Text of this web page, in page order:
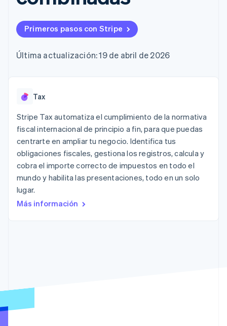
Authorization
Optimizaciones
de aceptación
Link
compra
Recognition
contable
Stripe Sigma
Informes
Data Pipeline
de datos
Más
Product roadmap
Ver lo que viene
Radar
Prevención de fraude
Atlas
Constitución de una startup
Climate
Gestión del dinero
SaaS
Juegos
Hostelería, viajes y ocio
Seguros
Medios de
comunicación y
entretenimiento
Organizaciones sin
profesionales
Gestionar
Ofrecer cobro por
consumo
respaldadas por
servicios con agentes
Recursos
Integraciones de
aplicaciones
Ejemplos de código
Blog de
desarrolladores
Empresa
Hoja de ruta del
producto
Sessions
Empleos
Stripe Press
Contacto
Contacta con ventas
Conviértete en socio
Primeros pasos con Stripe
Última actualización: 19 de abril de 2026
Tax
Stripe Tax automatiza el cumplimiento de la normativa
fiscal internacional de principio a fin, para que puedas
centrarte en ampliar tu negocio. Identifica tus
obligaciones fiscales, gestiona los registros, calcula y
cobra el importe correcto de impuestos en todo el
mundo y habilita las presentaciones, todo en un solo
lugar.
Más información